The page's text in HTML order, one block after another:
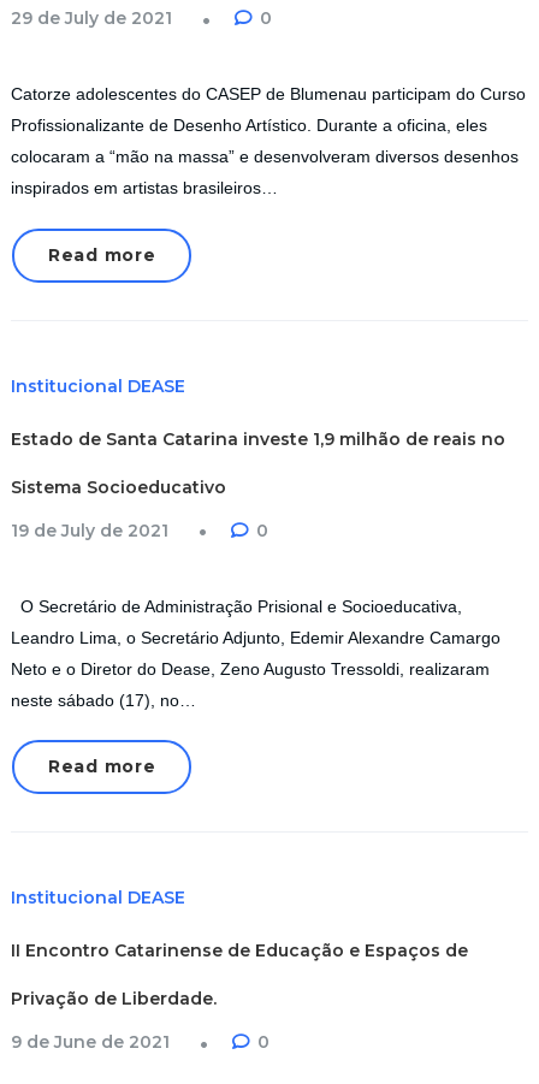
29 de July de 2021 0
Catorze adolescentes do CASEP de Blumenau participam do Curso
Profissionalizante de Desenho Artístico. Durante a oficina, eles
colocaram a “mão na massa” e desenvolveram diversos desenhos
inspirados em artistas brasileiros…
Read more
Institucional DEASE
Estado de Santa Catarina investe 1,9 milhão de reais no
Sistema Socioeducativo
19 de July de 2021
0
O Secretário de Administração Prisional e Socioeducativa,
Leandro Lima, o Secretário Adjunto, Edemir Alexandre Camargo
Neto e o Diretor do Dease, Zeno Augusto Tressoldi, realizaram
neste sábado (17), no…
Read more
Institucional DEASE
II Encontro Catarinense de Educação e Espaços de
Privação de Liberdade.
9 de June de 2021
0